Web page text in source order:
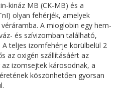
kináz MB (CK-MB) és a
olyan fehérjék, amelyek
A mioglobin egy hem-
és szívizomban található,
teljes izomfehérje körülbelül 2
az oxigén szállításáért az
izomsejtek károsodnak, a
köszönhetően gyorsan